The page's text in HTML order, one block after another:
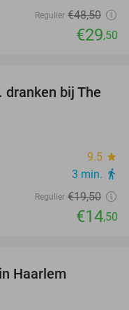
Regulier €48,50
€29,50
26%
bij The
9.5 star
3 min. directions_walk
Regulier €19,50
€14,50
Haarlem